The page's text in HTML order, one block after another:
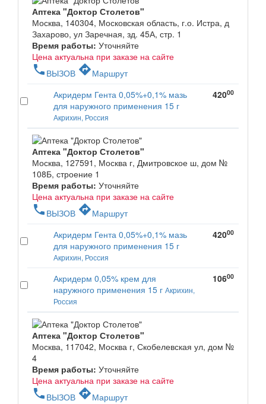
Аптека "Доктор Столетов"
Москва, 140304, Московская область, г.о. Истра, д
Захарово, ул Заречная, зд. 45А, стр. 1
Время работы: Уточняйте
Цена актуальна при заказе на сайте
phone ВЫЗОВ directionsМаршрут
Акридерм Гента 0,05%+0,1% мазь
для наружного применения 15 г
Акрихин, Россия
42000
Аптека "Доктор Столетов"
Москва, 127591, Москва г, Дмитровское ш, дом №
108Б, строение 1
Время работы: Уточняйте
Цена актуальна при заказе на сайте
phone ВЫЗОВ directionsМаршрут
Акридерм Гента 0,05%+0,1% мазь
для наружного применения 15 г
Акрихин, Россия
42000
Акридерм 0,05% крем для
наружного применения 15 г Акрихин,
Россия
10600
Аптека "Доктор Столетов"
Москва, 117042, Москва г, Скобелевская ул, дом №
4
Время работы: Уточняйте
Цена актуальна при заказе на сайте
phone ВЫЗОВ directionsМаршрут